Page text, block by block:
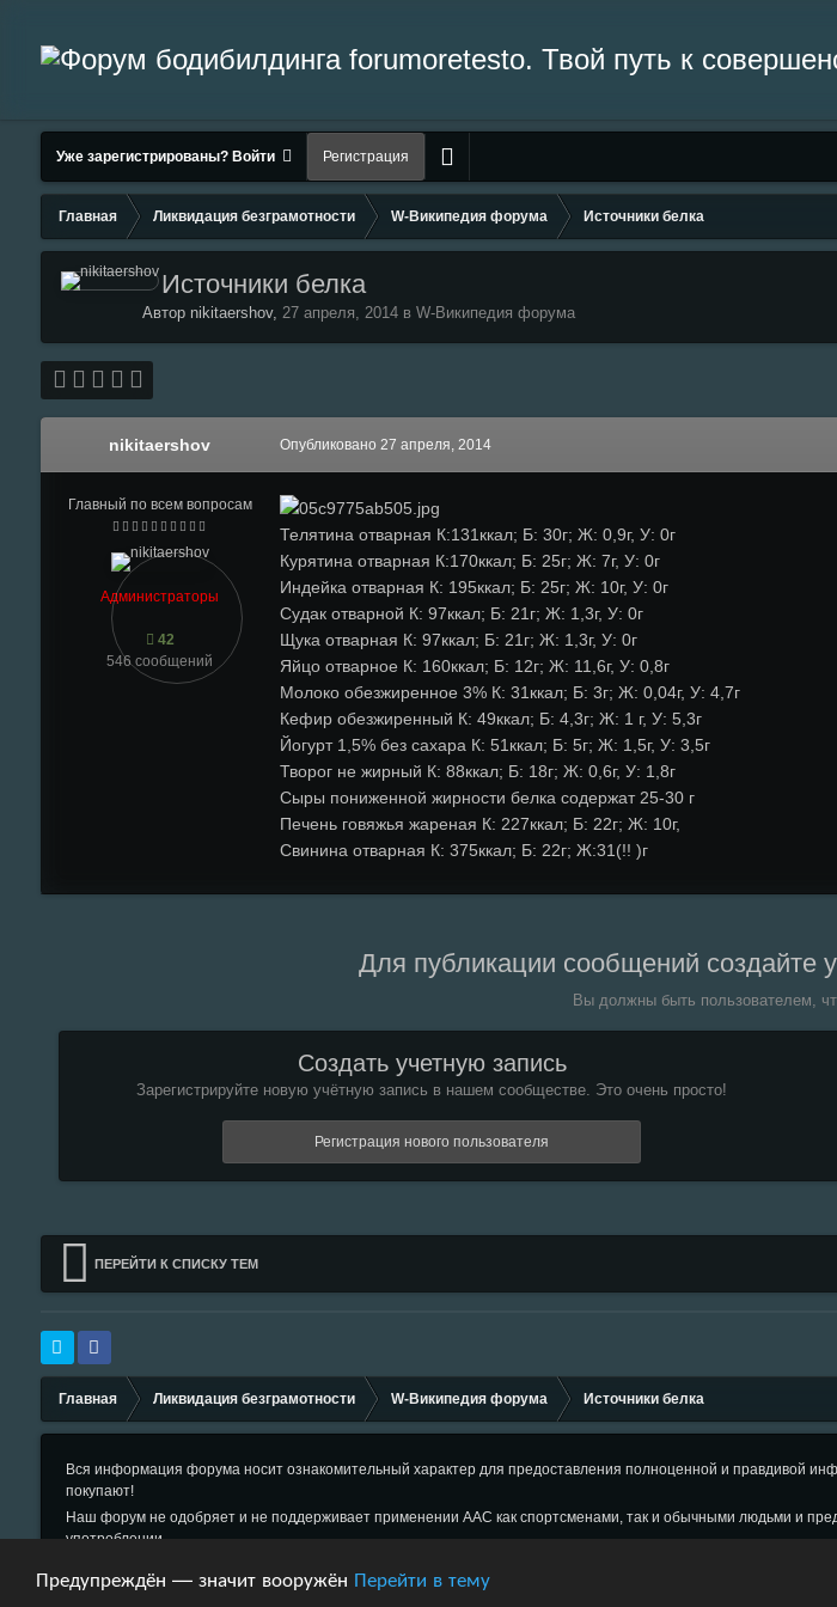
Предупреждён — значит вооружён Перейти в тему
Уже зарегистрированы? Войти Регистрация
Главная Ликвидация безграмотности W-Википедия форума Источники белка
Источники белка
Автор nikitaershov, 27 апреля, 2014в W-Википедия форума
nikitaershov
Главный по всем вопросам
Администраторы
42
546 сообщений
Опубликовано 27 апреля, 2014
Телятина отварная К:131ккал; Б: 30г; Ж: 0,9г, У: 0г
Курятина отварная К:170ккал; Б: 25г; Ж: 7г, У: 0г
Индейка отварная К: 195ккал; Б: 25г; Ж: 10г, У: 0г
Судак отварной К: 97ккал; Б: 21г; Ж: 1,3г, У: 0г
Щука отварная К: 97ккал; Б: 21г; Ж: 1,3г, У: 0г
Яйцо отварное К: 160ккал; Б: 12г; Ж: 11,6г, У: 0,8г
Молоко обезжиренное 3% К: 31ккал; Б: 3г; Ж: 0,04г, У: 4,7г
Кефир обезжиренный К: 49ккал; Б: 4,3г; Ж: 1 г, У: 5,3г
Йогурт 1,5% без сахара К: 51ккал; Б: 5г; Ж: 1,5г, У: 3,5г
Творог не жирный К: 88ккал; Б: 18г; Ж: 0,6г, У: 1,8г
Сыры пониженной жирности белка содержат 25-30 г
Печень говяжья жареная К: 227ккал; Б: 22г; Ж: 10г,
Свинина отварная К: 375ккал; Б: 22г; Ж:31(!! )г
Для публикации сообщений создайте
Вы должны быть пользователем,
Создать учетную запись
Зарегистрируйте новую учётную запись в нашем сообществе. Это очень просто!
Регистрация нового пользователя
ПЕРЕЙТИ К СПИСКУ ТЕМ
Главная Ликвидация безграмотности W-Википедия форума Источники белка
Вся информация форума носит ознакомительный характер для предоставления полноценной и правдивой
покупают!
Наш форум не одобряет и не поддерживает применении ААС как спортсменами, так и обычными людьми и
употреблении.